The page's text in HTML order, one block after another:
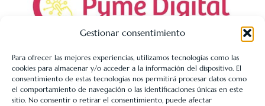
Gestionar consentimiento
Para ofrecer las mejores experiencias, utilizamos tecnologías como las
cookies para almacenar y/o acceder a la información del dispositivo. El
consentimiento de estas tecnologías nos permitirá procesar datos como
el comportamiento de navegación o las identificaciones únicas en este
sitio. No consentir o retirar el consentimiento, puede afectar
LIBRERÍA UNIVERSITARIA LEÓN 1980 SLL ha sido beneficiaria
de Fondos Europeos, cuyo objetivo es la mejora de la
competitividad de las PYMES, y gracias al cual ha puesto en